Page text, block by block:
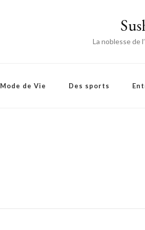
La noblesse de
Mode de Vie Des sports